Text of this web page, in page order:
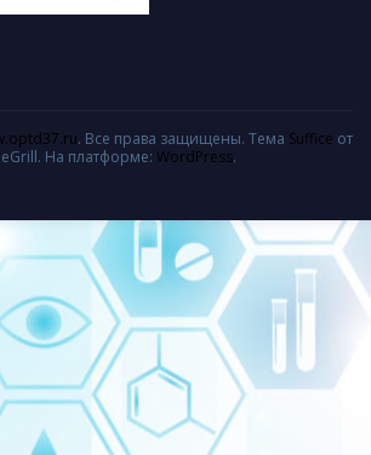
. Все права защищены. Тема Suffice от
На платформе: WordPress.